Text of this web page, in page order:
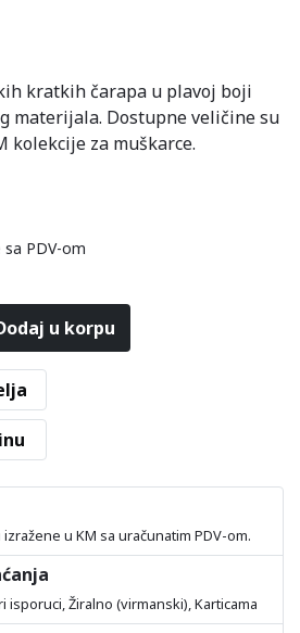
kratkih čarapa u plavoj boji
materijala. Dostupne veličine su
kolekcije za muškarce.
PDV-om
u korpu
u KM sa uračunatim PDV-om.
isporuci, Žiralno (virmanski), Karticama